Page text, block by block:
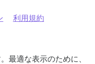
利用規約
最適な表示のために、